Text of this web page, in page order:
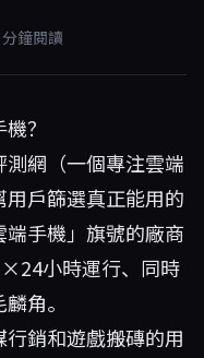
鐘閱讀
？
網（一個專注雲端
戶篩選真正能用的
手機」旗號的廠商
小時運行、同時
角。
銷和遊戲搬磚的用